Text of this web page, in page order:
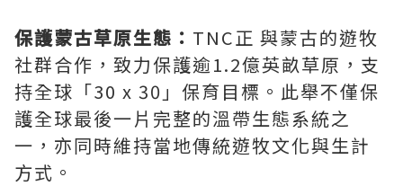
保護蒙古草原生態： TNC正 與蒙古的遊牧
社群合作，致力保護逾1.2億英畝草原，支
持全球「30 x 30」保育目標。此舉不僅保
護全球最後一片完整的溫帶生態系統之
一，亦同時維持當地傳統遊牧文化與生計
方式。